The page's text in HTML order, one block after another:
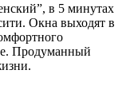
в 5 минутах
Окна выходят в
Продуманный